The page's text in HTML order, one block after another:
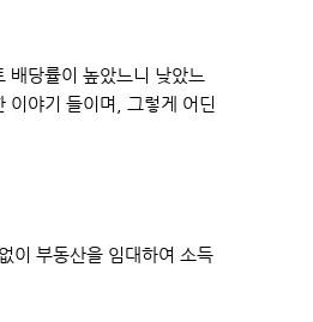
배당률이 높았느니 낮았느
이야기 들이며, 그렇게 어딘
이 부동산을 임대하여 소득